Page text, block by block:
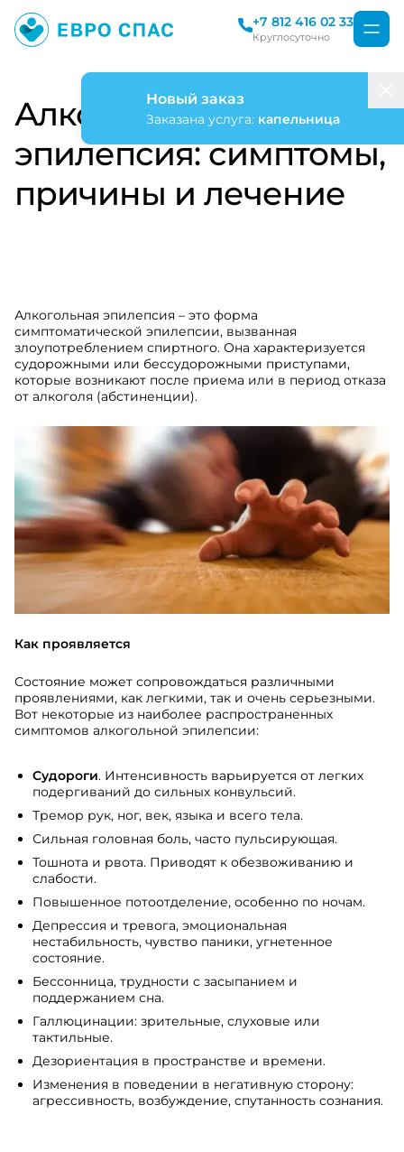
+7 812 416 02 33
Круглосуточно
Алкогольная
эпилепсия: симптомы,
причины и лечение
Алкогольная эпилепсия – это форма
симптоматической эпилепсии, вызванная
злоупотреблением спиртного. Она характеризуется
судорожными или бессудорожными приступами,
которые возникают после приема или в период отказа
от алкоголя (абстиненции).
Как проявляется
Состояние может сопровождаться различными
проявлениями, как легкими, так и очень серьезными.
Вот некоторые из наиболее распространенных
симптомов алкогольной эпилепсии:
Судороги. Интенсивность варьируется от легких
подергиваний до сильных конвульсий.
Тремор рук, ног, век, языка и всего тела.
Сильная головная боль, часто пульсирующая.
Тошнота и рвота. Приводят к обезвоживанию и
слабости.
Повышенное потоотделение, особенно по ночам.
Депрессия и тревога, эмоциональная
нестабильность, чувство паники, угнетенное
состояние.
Бессонница, трудности с засыпанием и
поддержанием сна.
Галлюцинации: зрительные, слуховые или
тактильные.
Дезориентация в пространстве и времени.
Изменения в поведении в негативную сторону:
агрессивность, возбуждение, спутанность сознания.
Новый заказ
Заказана услуга: капельница